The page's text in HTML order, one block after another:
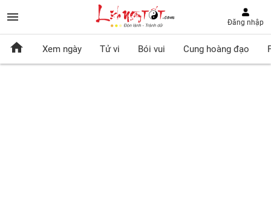
Đăng nhập
Xem ngày Tử vi Bói vui Cung hoàng đạo